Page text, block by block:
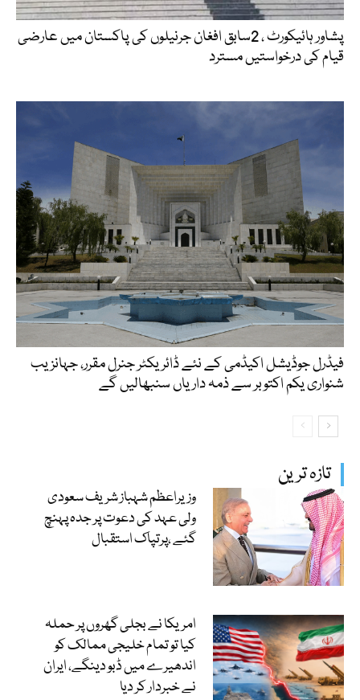
تازہ ترین
وزیراعظم شہباز شریف سعودی
ولی عہد کی دعوت پر جدہ پہنچ
گئے ،پرتپاک استقبال
امریکا نے بجلی گھروں پر حملہ
کیا تو تمام خلیجی ممالک کو
اندھیرے میں ڈبو دینگے، ایران
نے خبردار کر دیا
پشاور ہائیکورٹ ، 2سابق افغان جرنیلوں کی پاکستان میں عارضی
قیام کی درخواستیں مسترد
فیڈرل جوڈیشل اکیڈمی کے نئے ڈائریکٹر جنرل مقرر، جہانزیب
شنواری یکم اکتوبر سے ذمہ داریاں سنبھالیں گے